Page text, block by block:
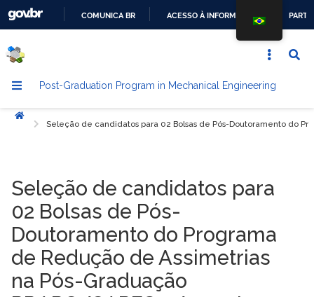
CONTENT
COMUNICA BR ACESSO À INFORMAÇÃO
Post-Graduation Program in Mechanical Engineering
Início
Seleção de candidatos para 02 Bolsas de Pós-Doutoramento do
Seleção de candidatos para
02 Bolsas de Pós-
Doutoramento do Programa
de Redução de Assimetrias
na Pós-Graduação